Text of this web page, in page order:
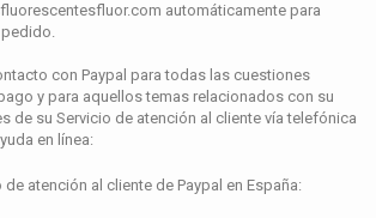
automáticamente para
pedido.
con Paypal para todas las cuestiones
y para aquellos temas relacionados con su
de su Servicio de atención al cliente vía telefónica
en línea:
atención al cliente de Paypal en España: